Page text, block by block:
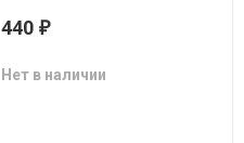
440 ₽
Нет в наличии